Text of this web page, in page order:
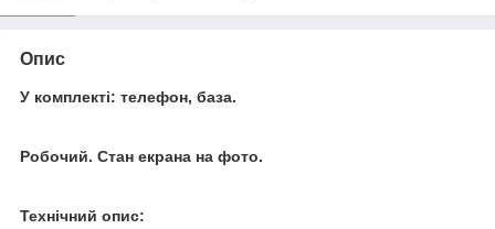
Опис
У комплекті: телефон, база.
Робочий. Стан екрана на фото.
Технічний опис: